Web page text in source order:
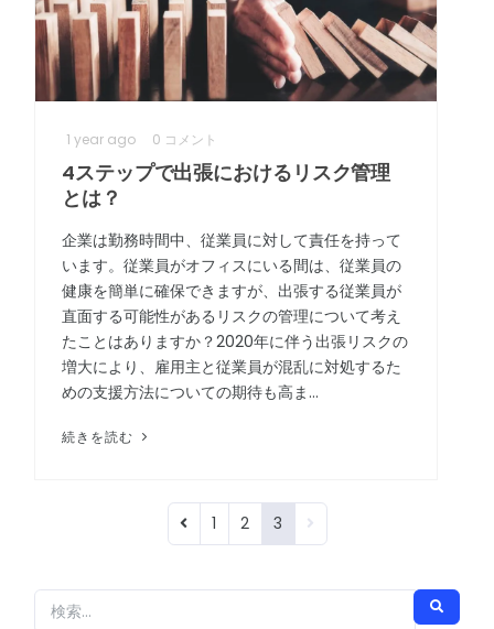
上級管理職
グローバル保証
ビレジャーアシスタント
建設業
政府機関
その他のセクター
通信
1 year ago 0 コメント
4ステップで出張におけるリスク管理
とは？
企業は勤務時間中、従業員に対して責任を持って
います。従業員がオフィスにいる間は、従業員の
健康を簡単に確保できますが、出張する従業員が
直面する可能性があるリスクの管理について考え
たことはありますか？2020年に伴う出張リスクの
増大により、雇用主と従業員が混乱に対処するた
めの支援方法についての期待も高ま…
続きを読む
1 2 3